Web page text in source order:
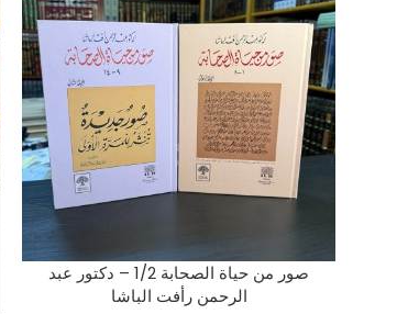
AÑADIR AL CARRITO
صور من حياة الصحابة 1/2 – دكتور عبد
الرحمن رأفت الباشا